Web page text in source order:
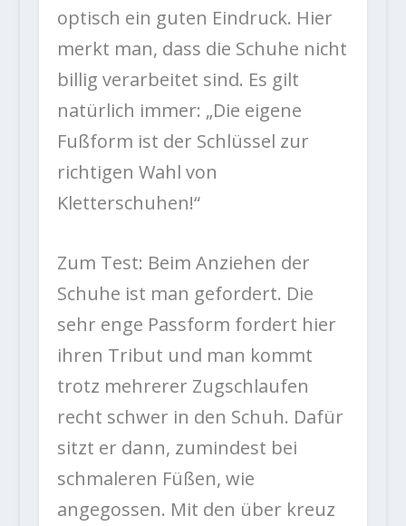
optisch ein guten Eindruck. Hier
merkt man, dass die Schuhe nicht
billig verarbeitet sind. Es gilt
natürlich immer: „Die eigene
Fußform ist der Schlüssel zur
richtigen Wahl von
Kletterschuhen!“
Zum Test: Beim Anziehen der
Schuhe ist man gefordert. Die
sehr enge Passform fordert hier
ihren Tribut und man kommt
trotz mehrerer Zugschlaufen
recht schwer in den Schuh. Dafür
sitzt er dann, zumindest bei
schmaleren Füßen, wie
angegossen. Mit den über kreuz